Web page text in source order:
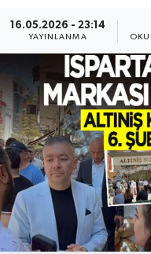
16.05.2026 - 23:14
YAYINLANMA
GENEL
Güncel
HABERDE İNSAN
İlginç
KÜLTÜR SANAT
MAGAZİN
Haber Arşivi